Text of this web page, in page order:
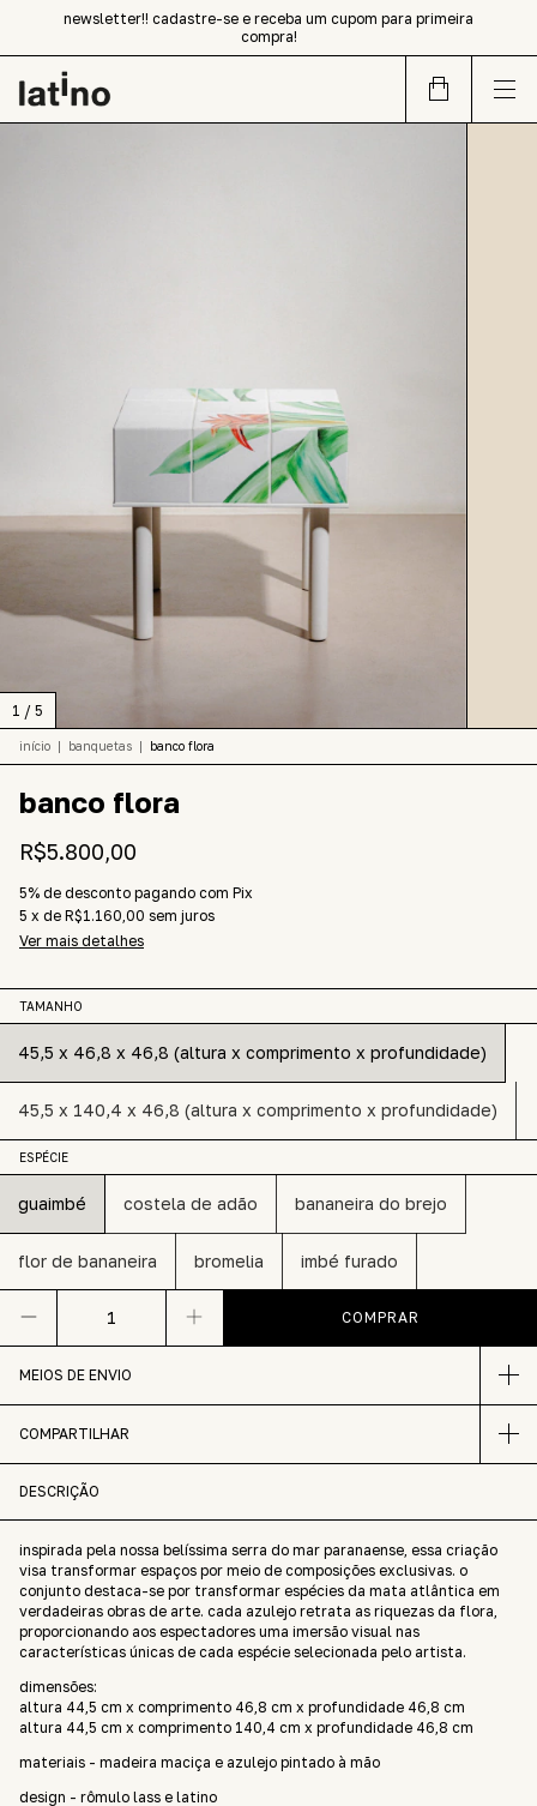
newsletter!! cadastre-se e receba um cupom para primeira
compra!
1 / 5
início | banquetas | banco flora
banco flora
R$5.800,00
5% de desconto pagando com Pix
5 x de R$1.160,00 sem juros
Ver mais detalhes
TAMANHO
45,5 x 46,8 x 46,8 (altura x comprimento x profundidade)
45,5 x 140,4 x 46,8 (altura x comprimento x profundidade)
ESPÉCIE
guaimbé costela de adão bananeira do brejo
flor de bananeira bromelia imbé furado
MEIOS DE ENVIO
COMPARTILHAR
DESCRIÇÃO
inspirada pela nossa belíssima serra do mar paranaense, essa criação
visa transformar espaços por meio de composições exclusivas. o
conjunto destaca-se por transformar espécies da mata atlântica em
verdadeiras obras de arte. cada azulejo retrata as riquezas da flora,
proporcionando aos espectadores uma imersão visual nas
características únicas de cada espécie selecionada pelo artista.
dimensões:
altura 44,5 cm x comprimento 46,8 cm x profundidade 46,8 cm
altura 44,5 cm x comprimento 140,4 cm x profundidade 46,8 cm
materiais - madeira maciça e azulejo pintado à mão
design - rômulo lass e latino